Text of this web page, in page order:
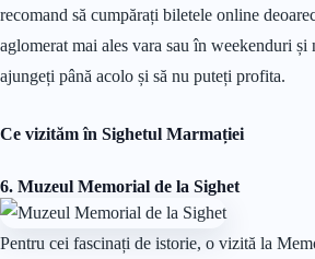
recomand să cumpărați biletele online
aglomerat mai ales vara sau în weekenduri și
ajungeți până acolo și să nu puteți profita.
Ce vizităm în Sighetul Marmației
6. Muzeul Memorial de la Sighet
Pentru cei fascinați de istorie, o vizită la